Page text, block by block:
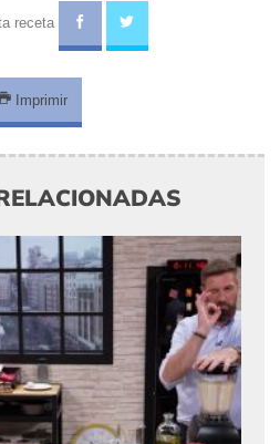
receta
Imprimir